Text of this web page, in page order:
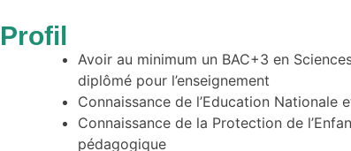
Profil
Avoir au minimum un BAC+3 en
diplômé pour l’enseignement
Connaissance de l’Education Nationale
Connaissance de la Protection de
pédagogique